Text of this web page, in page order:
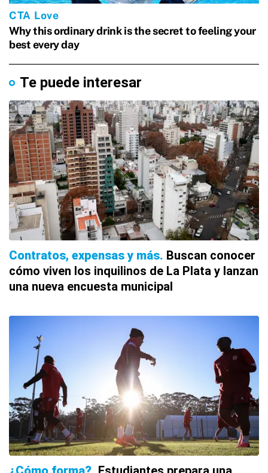
Te puede interesar
Contratos, expensas y más Buscan conocer
cómo viven los inquilinos de La Plata y lanzan
una nueva encuesta municipal